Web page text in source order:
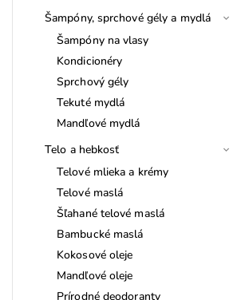
Šampóny, sprchové gély a mydlá
Šampóny na vlasy
Kondicionéry
Sprchový gély
Tekuté mydlá
Mandľové mydlá
Telo a hebkosť
Telové mlieka a krémy
Telové maslá
Šľahané telové maslá
Bambucké maslá
Kokosové oleje
Mandľové oleje
Prírodné deodoranty